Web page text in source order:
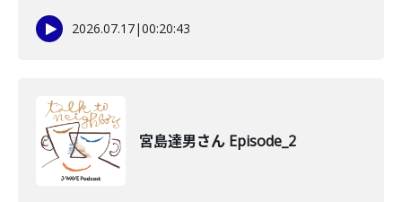
2026.07.17|00:20:43
宮島達男さん Episode_2